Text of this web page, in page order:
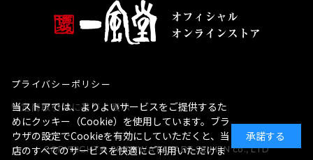
プライバシーポリシー
特定商取引法に基づく表示
COPYRIGHT© 2020 WATANABE SEIMEN co., LTD
当ストアでは、よりよいサービスをご提供するた
めにクッキー（Cookie）を使用しています。ブラ
ウザの設定でCookieを有効にしていただくと、当
店のすべてのサービスを快適にご利用いただけま
承諾する